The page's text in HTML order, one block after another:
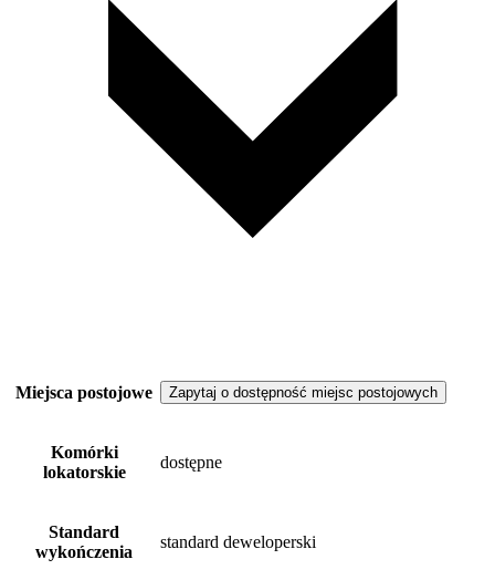
Miejsca postojowe Zapytaj o dostępność miejsc postojowych
Komórki
lokatorskie
dostępne
Standard
wykończenia
standard deweloperski